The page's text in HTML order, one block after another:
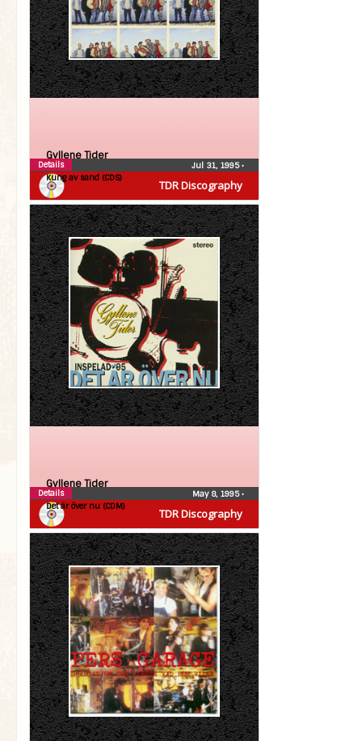
TDR Discography
Gyllene Tider
Kung av sand (CDS)
Jul 31, 1995•
Details
TDR Discography
Gyllene Tider
Det är över nu (CDM)
May 8, 1995•
Details